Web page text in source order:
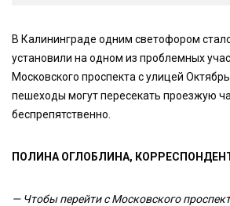
В Калининграде одним светофором
установили на одном из проблемных
Московского проспекта с улицей
пешеходы могут пересекать проезжую
беспрепятственно.
ПОЛИНА ОГЛОБЛИНА,
— Чтобы перейти с Московского